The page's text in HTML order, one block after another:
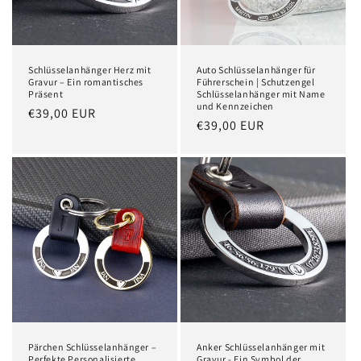
Schlüsselanhänger Herz mit
Gravur – Ein romantisches
Präsent
Normaler
€39,00 EUR
Auto Schlüsselanhänger für
Führerschein | Schutzengel
Schlüsselanhänger mit Name
und Kennzeichen
Normaler
€39,00 EUR
Pärchen Schlüsselanhänger –
Anker Schlüsselanhänger mit